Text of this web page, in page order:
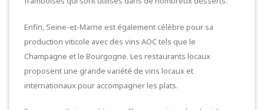
Enfin, Seine-et-Marne est également célèbre pour sa
production viticole avec des vins AOC tels que le
Champagne et le Bourgogne. Les restaurants locaux
proposent une grande variété de vins locaux et
internationaux pour accompagner les plats.